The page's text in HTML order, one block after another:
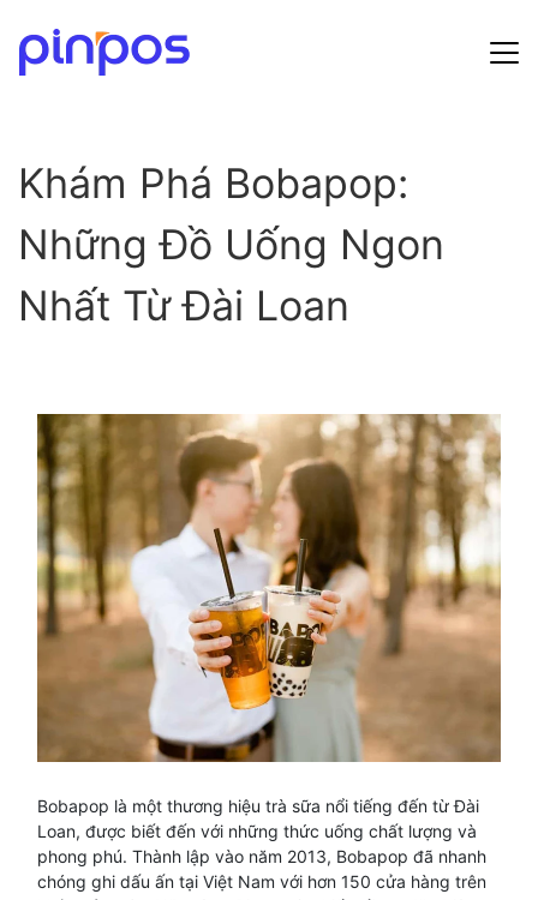
Khám Phá Bobapop:
Những Đồ Uống Ngon
Nhất Từ Đài Loan
Bobapop là một thương hiệu trà sữa nổi tiếng đến từ Đài
Loan, được biết đến với những thức uống chất lượng và
phong phú. Thành lập vào năm 2013, Bobapop đã nhanh
chóng ghi dấu ấn tại Việt Nam với hơn 150 cửa hàng trên